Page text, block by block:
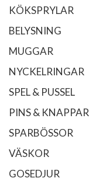
KÖKSPRYLAR
BELYSNING
MUGGAR
NYCKELRINGAR
SPEL & PUSSEL
PINS & KNAPPAR
SPARBÖSSOR
VÄSKOR
GOSEDJUR